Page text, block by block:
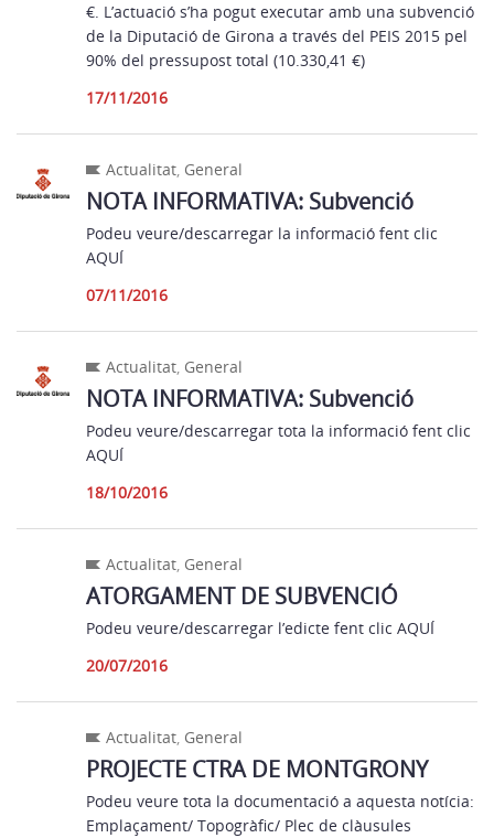
€. L’actuació s’ha pogut executar amb una subvenció
de la Diputació de Girona a través del PEIS 2015 pel
90% del pressupost total (10.330,41 €)
17/11/2016
Actualitat, General
NOTA INFORMATIVA: Subvenció
Podeu veure/descarregar la informació fent clic
AQUÍ
07/11/2016
Actualitat, General
NOTA INFORMATIVA: Subvenció
Podeu veure/descarregar tota la informació fent clic
AQUÍ
18/10/2016
Actualitat, General
ATORGAMENT DE SUBVENCIÓ
Podeu veure/descarregar l’edicte fent clic AQUÍ
20/07/2016
Actualitat, General
PROJECTE CTRA DE MONTGRONY
Podeu veure tota la documentació a aquesta notícia:
Emplaçament/ Topogràfic/ Plec de clàusules